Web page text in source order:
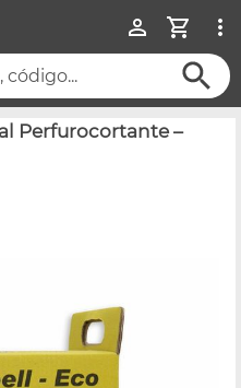
código...
Perfurocortante –